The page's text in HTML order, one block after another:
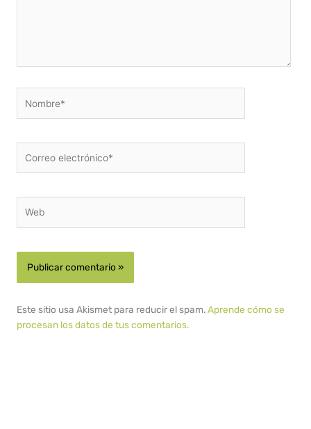
electrónico*
Este sitio usa Akismet para reducir el spam.Aprende cómo se
procesan los datos de tus comentarios.